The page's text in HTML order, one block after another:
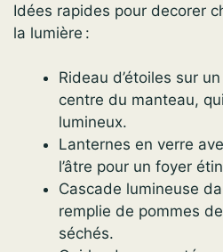
Idées rapides pour decorer
la lumière :
Rideau d’étoiles sur
centre du manteau,
lumineux.
Lanternes en verre
l’âtre pour un foyer
Cascade lumineuse
remplie de pommes
séchés.